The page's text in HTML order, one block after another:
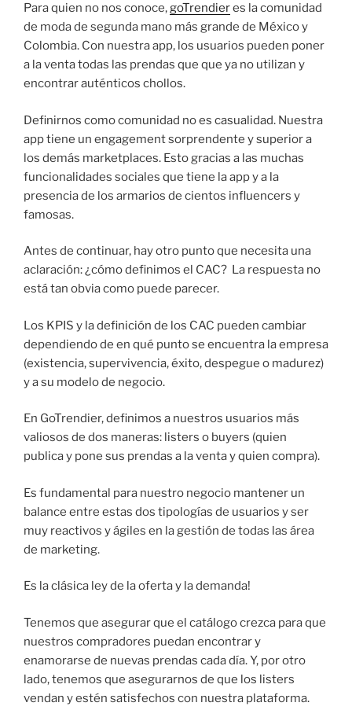
Para quien no nos conoce,goTrendieres la comunidad
de moda de segunda mano más grande de México y
Colombia. Con nuestra app, los usuarios pueden poner
a la venta todas las prendas que que ya no utilizan y
encontrar auténticos chollos.
Definirnos como comunidad no es casualidad. Nuestra
app tiene un engagement sorprendente y superior a
los demás marketplaces. Esto gracias a las muchas
funcionalidades sociales que tiene la app y a la
presencia de los armarios de cientos influencers y
famosas.
Antes de continuar, hay otro punto que necesita una
aclaración: ¿cómo definimos el CAC? La respuesta no
está tan obvia como puede parecer.
Los KPIS y la definición de los CAC pueden cambiar
dependiendo de en qué punto se encuentra la empresa
(existencia, supervivencia, éxito, despegue o madurez)
y a su modelo de negocio.
En GoTrendier, definimos a nuestros usuarios más
valiosos de dos maneras: listers o buyers (quien
publica y pone sus prendas a la venta y quien compra).
Es fundamental para nuestro negocio mantener un
balance entre estas dos tipologías de usuarios y ser
muy reactivos y ágiles en la gestión de todas las área
de marketing.
Es la clásica ley de la oferta y la demanda!
Tenemos que asegurar que el catálogo crezca para que
nuestros compradores puedan encontrar y
enamorarse de nuevas prendas cada día. Y, por otro
lado, tenemos que asegurarnos de que los listers
vendan y estén satisfechos con nuestra plataforma.